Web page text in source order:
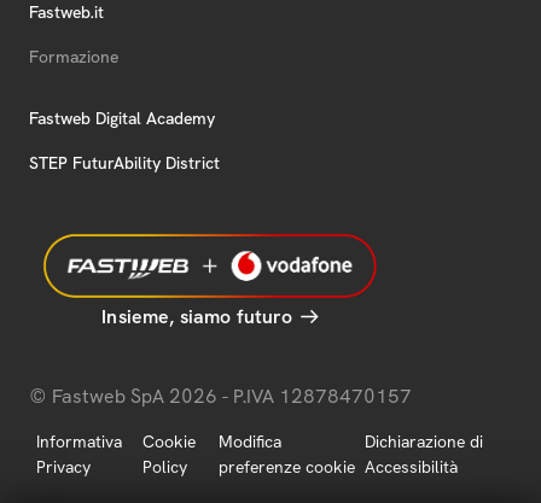
Fastweb.it
Formazione
Fastweb Digital Academy
STEP FuturAbility District
Insieme, siamo futuro
© Fastweb SpA 2026 - P.IVA 12878470157
Informativa
Privacy
Cookie
Policy
Modifica
preferenze cookie
Dichiarazione di
Accessibilità